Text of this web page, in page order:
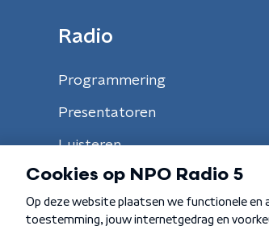
Radio
Programmering
Presentatoren
Luisteren
Algemene voorwaarden